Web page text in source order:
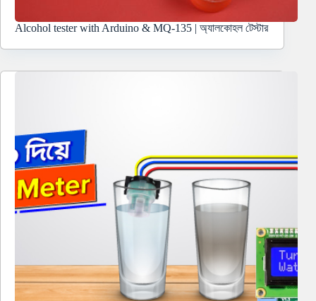
Alcohol tester with Arduino & MQ-135 | অ্যালকোহল টেস্টার